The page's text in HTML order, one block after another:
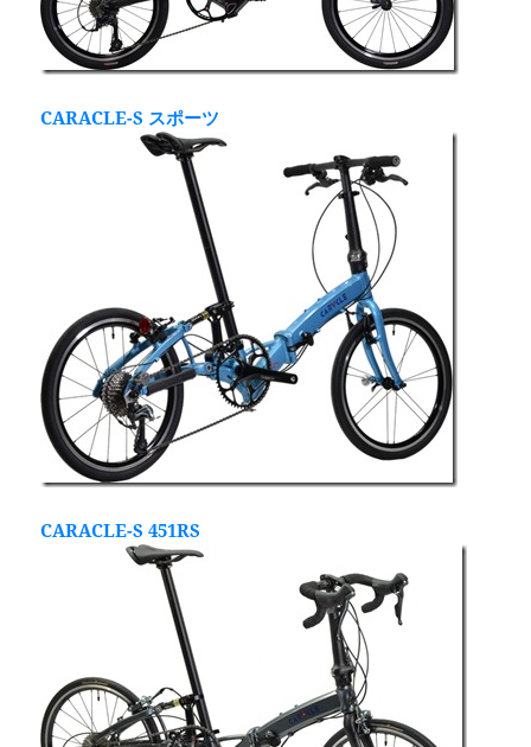
CARACLE-S スポーツ
CARACLE-S 451RS